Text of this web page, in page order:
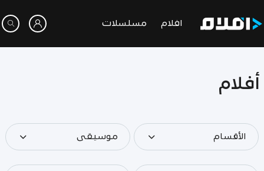
افلام مسلسلات
أفلام
الأقسام موسيقى